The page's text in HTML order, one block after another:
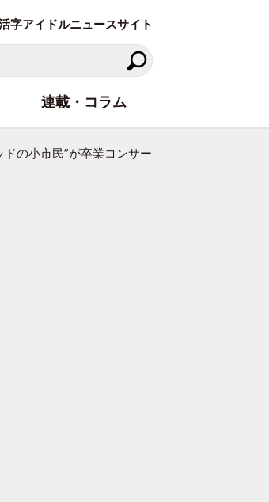
字アイドルニュースサイト
の小市民”が卒業コンサート前夜にひと波乱起
連載・コラム